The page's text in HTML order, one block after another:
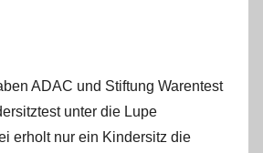
ADAC und Stiftung Warentest
unter die Lupe
erholt nur ein Kindersitz die